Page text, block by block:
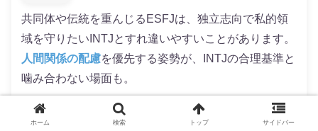
共同体や伝統を重んじるESFJは、独立志向で私的領
域を守りたいINTJとすれ違いやすいことがあります。
人間関係の配慮を優先する姿勢が、INTJの合理基準と
噛み合わない場面も。
行事・付き合いへの参加要請が増え、
静かな時間
を圧迫
ホーム 検索 トップ サイドバー